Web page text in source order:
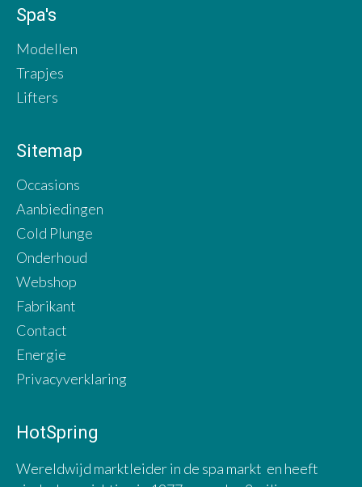
Spa's
Modellen
Trapjes
Lifters
Sitemap
Occasions
Aanbiedingen
Cold Plunge
Onderhoud
Webshop
Fabrikant
Contact
Energie
Privacyverklaring
HotSpring
Wereldwijd marktleider in de spa markt en heeft